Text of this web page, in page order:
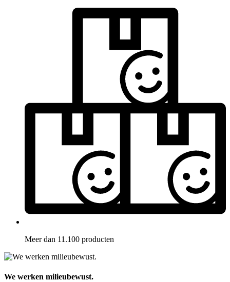
Meer dan 11.100 producten
We werken milieubewust.